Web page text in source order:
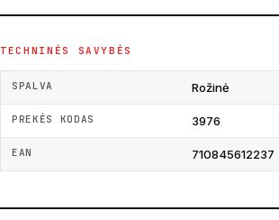
TECHNINĖS SAVYBĖS
SPALVA Rožinė
PREKĖS KODAS 3976
EAN 710845612237